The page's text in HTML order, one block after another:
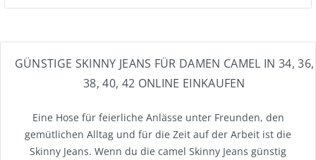
GÜNSTIGE SKINNY JEANS FÜR DAMEN CAMEL IN 34, 36,
38, 40, 42 ONLINE EINKAUFEN
Eine Hose für feierliche Anlässe unter Freunden, den
gemütlichen Alltag und für die Zeit auf der Arbeit ist die
Skinny Jeans. Wenn du die camel Skinny Jeans günstig